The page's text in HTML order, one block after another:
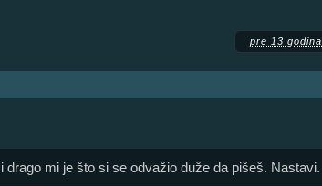
pre 13 godina
drago mi je što si se odvažio duže da pišeš. Nastavi.